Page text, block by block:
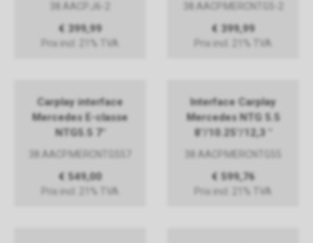
38.AACP.J6-2
€ 399,99
Prix incl. 21% TVA
38.AACP.MERCNTG5-2
€ 399,99
Prix incl. 21% TVA
Carplay interface
Mercedes E-classe
NTG5.5 7"
38.AACP.MERCNTG557
€ 549,00
Prix incl. 21% TVA
Interface Carplay
Mercedes NTG 5.5
8"/10.25"/12,3 "
38.AACP.MERCNTG55
€ 599,76
Prix incl. 21% TVA